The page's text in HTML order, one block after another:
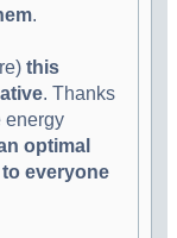
.
this
. Thanks
energy
optimal
everyone